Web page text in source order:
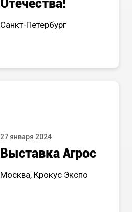
Отечества!
Санкт-Петербург
27 января 2024
Выставка Агрос
Москва, Крокус Экспо